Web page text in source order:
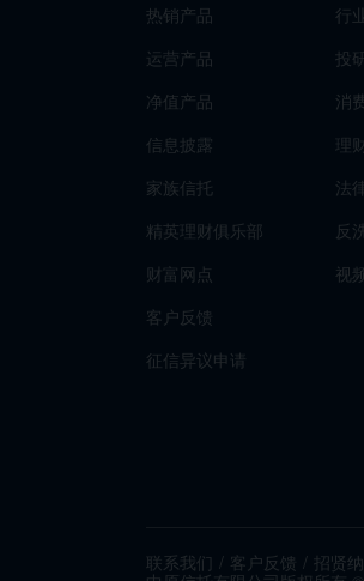
热销产品
运营产品
净值产品
信息披露
家族信托
精英理财俱乐部
财富网点
客户反馈
征信异议申请
行
投
消
理
法
反
视
联系我们 / 客户反馈 / 招贤纳